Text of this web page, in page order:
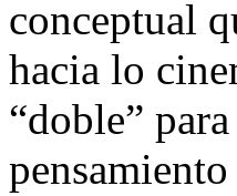
conceptual
hacia lo
“doble”